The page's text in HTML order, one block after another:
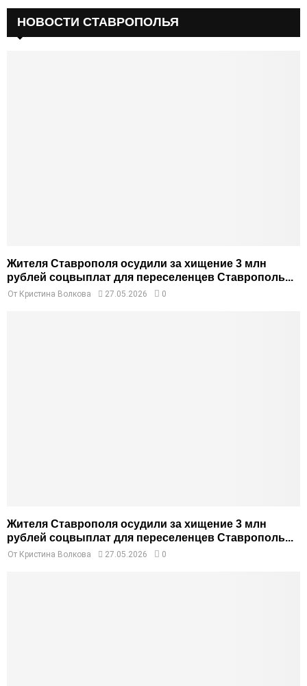
НОВОСТИ СТАВРОПОЛЬЯ
Жителя Ставрополя осудили за хищение 3 млн
рублей соцвыплат для переселенцев Ставрополь...
От Кристина Волкова 27.05.2026 0
Жителя Ставрополя осудили за хищение 3 млн
рублей соцвыплат для переселенцев Ставрополь...
От Кристина Волкова 27.05.2026 0